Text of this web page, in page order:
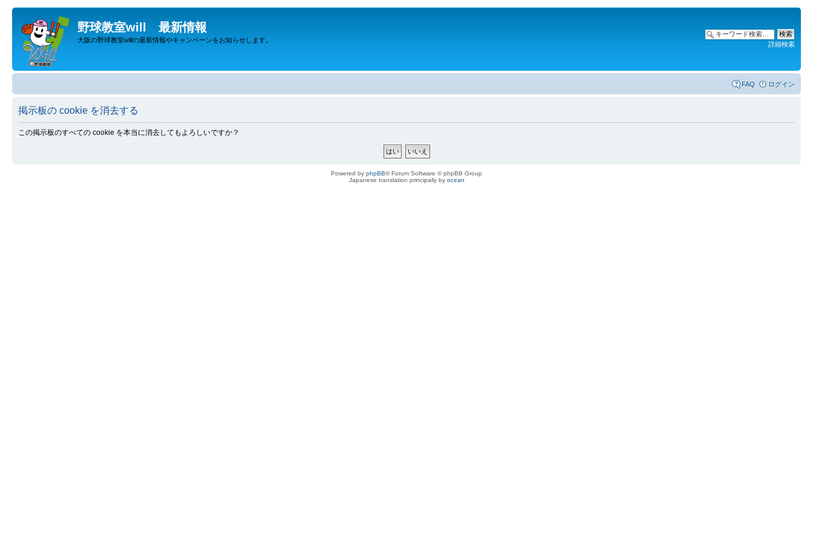
野球教室will 最新情報
大阪の野球教室willの最新情報やキャンペーンをお知らせします。
詳細検索
FAQ ログイン
掲示板の cookie を消去する
この掲示板のすべての cookie を本当に消去してもよろしいですか？
Powered by phpBB® Forum Software © phpBB Group
Japanese translation principally by ocean